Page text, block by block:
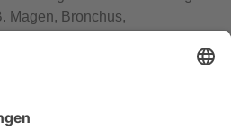
Magen, Bronchus,
möglichst wenig Druck